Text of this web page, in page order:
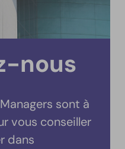
nous
sont à
vous conseiller
dans